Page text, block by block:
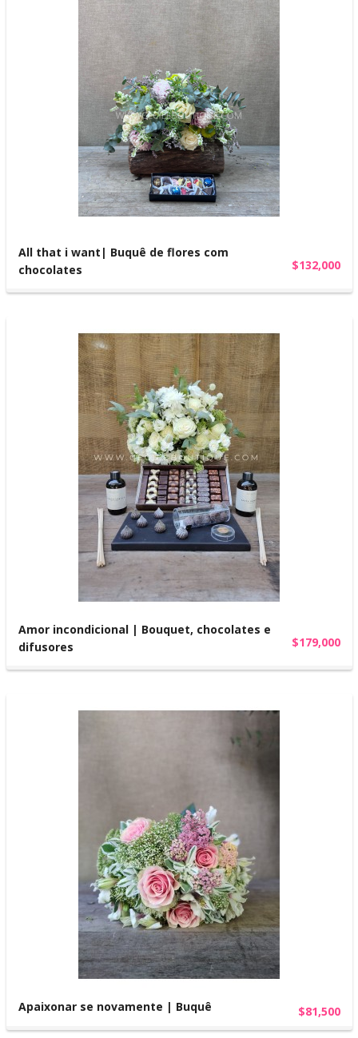
All that i want| Buquê de flores com
chocolates
$132,000
Amor incondicional | Bouquet, chocolates e
difusores
$179,000
Apaixonar se novamente | Buquê $81,500